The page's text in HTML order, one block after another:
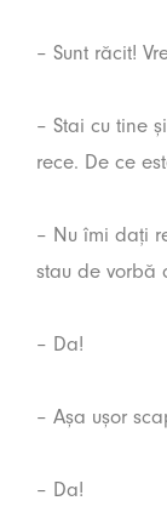
– Sunt răcit!
– Stai cu tine
rece. De ce
– Nu îmi dați
stau de vorbă
– Da!
– Așa ușor
– Da!